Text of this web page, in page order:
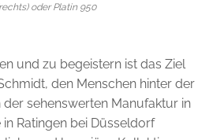
oder Platin 950
und zu begeistern ist das Ziel
den Menschen hinter der
sehenswerten Manufaktur in
Ratingen bei Düsseldorf